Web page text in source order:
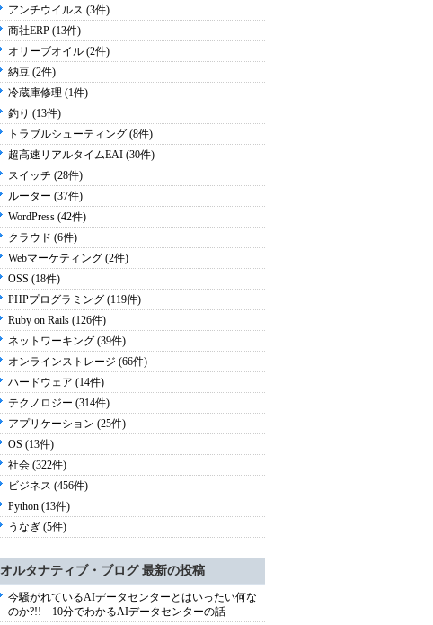
アンチウイルス (3件)
商社ERP (13件)
オリーブオイル (2件)
納豆 (2件)
冷蔵庫修理 (1件)
釣り (13件)
トラブルシューティング (8件)
超高速リアルタイムEAI (30件)
スイッチ (28件)
ルーター (37件)
WordPress (42件)
クラウド (6件)
Webマーケティング (2件)
OSS (18件)
PHPプログラミング (119件)
Ruby on Rails (126件)
ネットワーキング (39件)
オンラインストレージ (66件)
ハードウェア (14件)
テクノロジー (314件)
アプリケーション (25件)
OS (13件)
社会 (322件)
ビジネス (456件)
Python (13件)
うなぎ (5件)
オルタナティブ・ブログ 最新の投稿
今騒がれているAIデータセンターとはいったい何な
のか?!! 10分でわかるAIデータセンターの話